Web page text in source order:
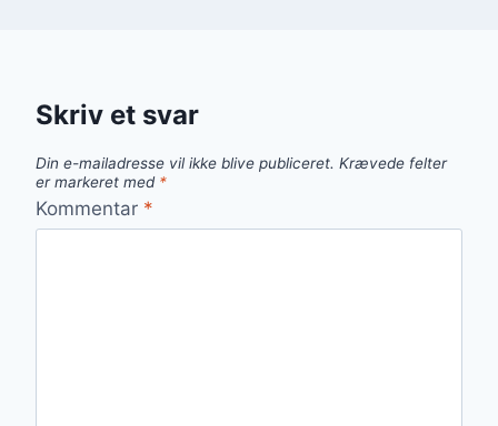
Skriv et svar
Din e-mailadresse vil ikke blive publiceret. Krævede felter
er markeret med *
Kommentar *